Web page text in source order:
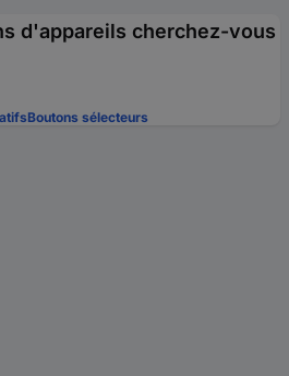
d'appareils cherchez-vous
Boutons sélecteurs